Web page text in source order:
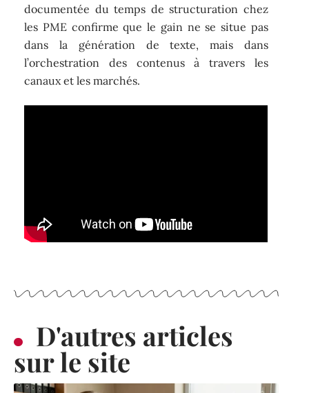
documentée du temps de structuration chez
les PME confirme que le gain ne se situe pas
dans la génération de texte, mais dans
l’orchestration des contenus à travers les
canaux et les marchés.
D'autres articles
sur le site